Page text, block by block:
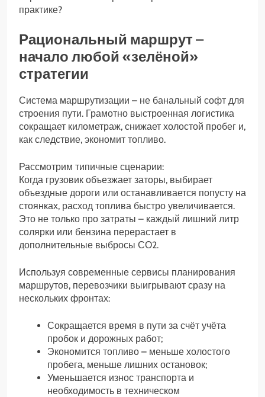
практике?
Рациональный маршрут –
начало любой «зелёной»
стратегии
Система маршрутизации – не банальный софт для
строения пути. Грамотно выстроенная логистика
сокращает километраж, снижает холостой пробег и,
как следствие, экономит топливо.
Рассмотрим типичные сценарии:
Когда грузовик объезжает заторы, выбирает
объездные дороги или останавливается попусту на
стоянках, расход топлива быстро увеличивается.
Это не только про затраты – каждый лишний литр
солярки или бензина перерастает в
дополнительные выбросы СО2.
Используя современные сервисы планирования
маршрутов, перевозчики выигрывают сразу на
нескольких фронтах:
Сокращается время в пути за счёт учёта
пробок и дорожных работ;
Экономится топливо – меньше холостого
пробега, меньше лишних остановок;
Уменьшается износ транспорта и
необходимость в техническом